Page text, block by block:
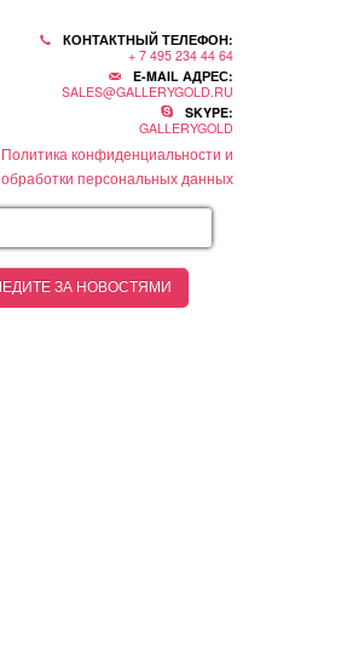
КОНТАКТНЫЙ ТЕЛЕФОН:
+ 7 495 234 44 64
E-MAIL АДРЕС:
SALES@GALLERYGOLD.RU
SKYPE:
GALLERYGOLD
Политика конфиденциальности и
обработки персональных данных